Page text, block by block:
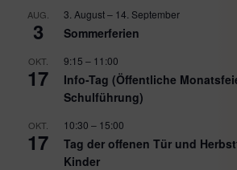
AUG.
3
3. August– 14. September
Sommerferien
OKT.
17
9:15 – 11:00
Info-Tag (Öffentliche
Schulführung)
OKT.
17
10:30 – 15:00
Tag der offenen Tür und
Kinder